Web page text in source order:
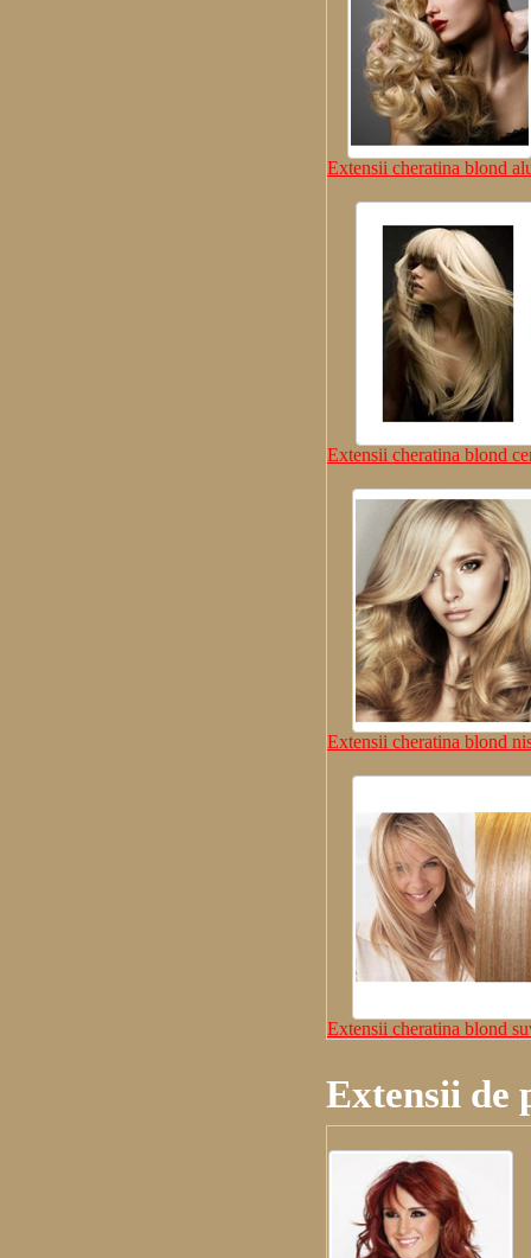
Extensii cheratina blond
Extensii cheratina blond
Extensii cheratina blond
Extensii cheratina blond
Extensii de